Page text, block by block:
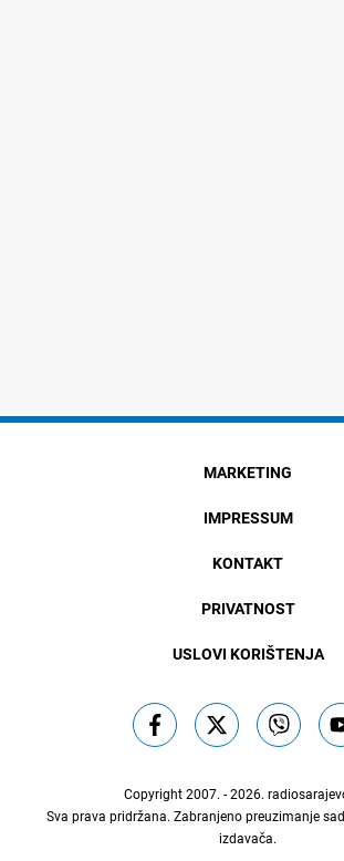
MARKETING
IMPRESSUM
KONTAKT
PRIVATNOST
USLOVI KORIŠTENJA
Copyright 2007. - 2026.
Sva prava pridržana. Zabranjeno preuzimanje
izdavača.